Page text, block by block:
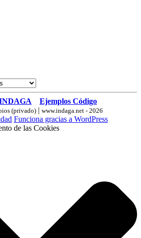
Ejemplos Código
(privado) | www.indaga.net - 2026
Funciona gracias a WordPress
de las Cookies